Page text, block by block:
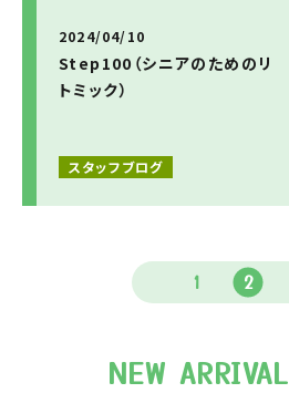
2024/04/10
スタッフブログ
Step100（シニアのためのリ
トミック）
1 2
NEW ARRIVAL